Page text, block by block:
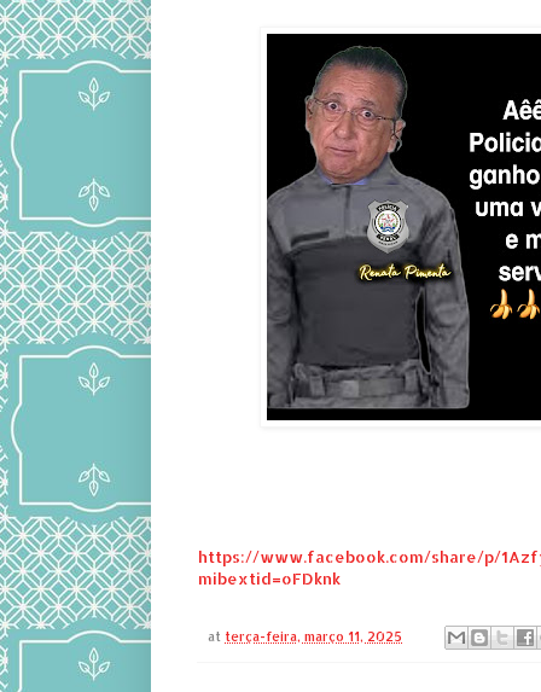
https://www.facebook.com/share/p/
mibextid=oFDknk
at terça-feira, março 11, 2025